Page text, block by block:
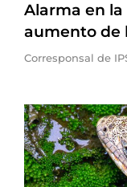
Alarma en
aumento de
Corresponsal de